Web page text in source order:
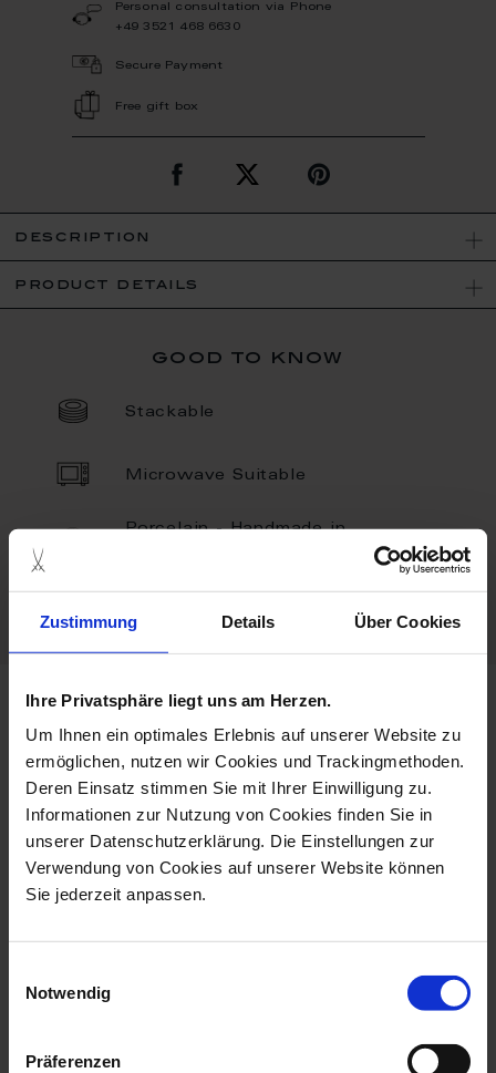
Zustimmung Details Über Cookies
Ihre Privatsphäre liegt uns am Herzen.
Um Ihnen ein optimales Erlebnis auf unserer Website zu
ermöglichen, nutzen wir Cookies und Trackingmethoden.
Deren Einsatz stimmen Sie mit Ihrer Einwilligung zu.
Informationen zur Nutzung von Cookies finden Sie in
unserer Datenschutzerklärung. Die Einstellungen zur
Verwendung von Cookies auf unserer Website können
Sie jederzeit anpassen.
Notwendig
Präferenzen
Personal consultation via Phone
+49 3521 468 6630
Secure Payment
Free gift box
description
product details
good to know
Stackable
Microwave Suitable
Porcelain - Handmade in
more products from the nova
pure collection
White, H ...